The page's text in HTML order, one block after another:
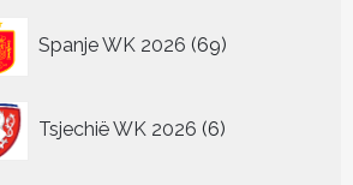
Spanje WK 2026 69
producten
Tsjechië WK 2026 6
producten